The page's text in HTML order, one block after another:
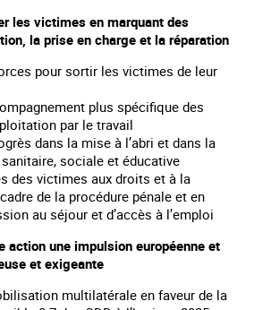
les victimes en marquant des
la prise en charge et la réparation
pour sortir les victimes de leur
plus spécifique des
par le travail
dans la mise à l’abri et dans la
sociale et éducative
des victimes aux droits et à la
de la procédure pénale et en
au séjour et d’accès à l’emploi
action une impulsion européenne et
et exigeante
multilatérale en faveur de la